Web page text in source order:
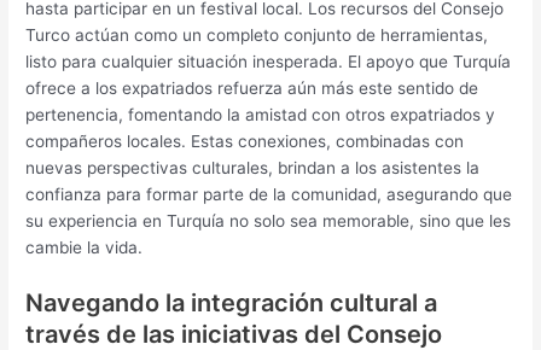
hasta participar en un festival local. Los recursos del Consejo
Turco actúan como un completo conjunto de herramientas,
listo para cualquier situación inesperada. El apoyo que Turquía
ofrece a los expatriados refuerza aún más este sentido de
pertenencia, fomentando la amistad con otros expatriados y
compañeros locales. Estas conexiones, combinadas con
nuevas perspectivas culturales, brindan a los asistentes la
confianza para formar parte de la comunidad, asegurando que
su experiencia en Turquía no solo sea memorable, sino que les
cambie la vida.
Navegando la integración cultural a
través de las iniciativas del Consejo